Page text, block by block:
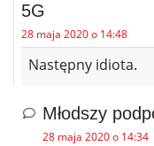
5G
28 maja 2020 o 14:48
Następny idiota.
Młodszy
28 maja 2020 o 14:34